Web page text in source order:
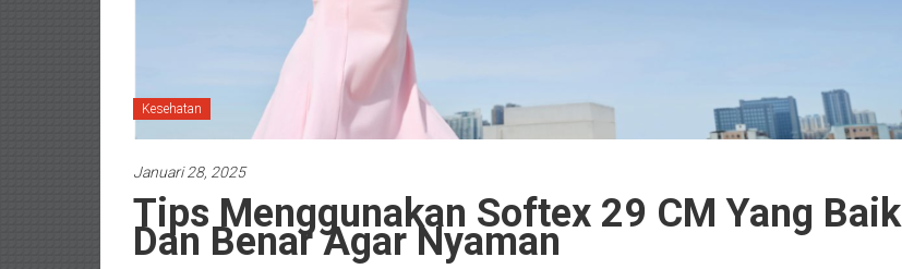
Kesehatan
Januari 28, 2025
Tips Menggunakan Softex 29 CM Yang Baik
Dan Benar Agar Nyaman